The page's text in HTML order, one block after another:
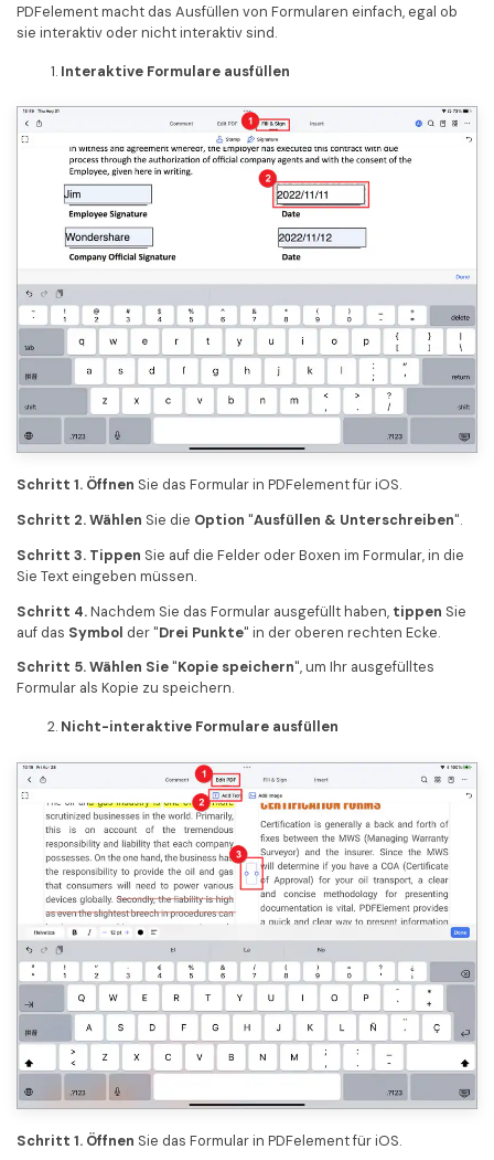
PDFelement macht das Ausfüllen von Formularen einfach, egal ob
sie interaktiv oder nicht interaktiv sind.
Interaktive Formulare ausfüllen
Schritt 1. Öffnen Sie das Formular in PDFelement für iOS.
Schritt 2. Wählen Sie die Option "Ausfüllen & Unterschreiben".
Schritt 3. Tippen Sie auf die Felder oder Boxen im Formular, in die
Sie Text eingeben müssen.
Schritt 4.Nachdem Sie das Formular ausgefüllt haben, tippen Sie
auf das Symbol der "Drei Punkte" in der oberen rechten Ecke.
Schritt 5. Wählen Sie"Kopie speichern", um Ihr ausgefülltes
Formular als Kopie zu speichern.
Nicht-interaktive Formulare ausfüllen
Schritt 1. Öffnen Sie das Formular in PDFelement für iOS.